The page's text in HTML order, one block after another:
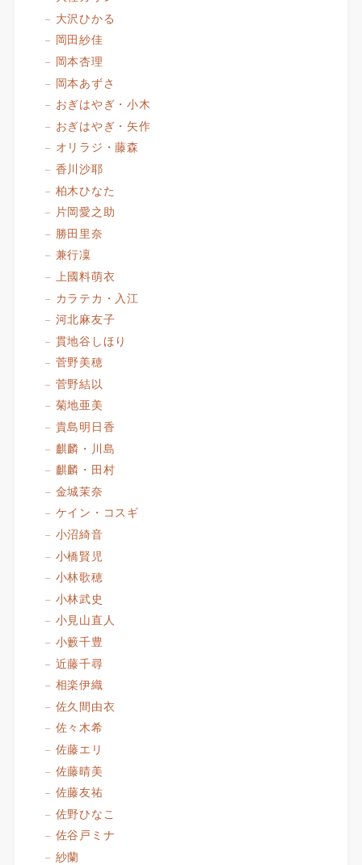
大沢ひかる
岡田紗佳
岡本杏理
岡本あずさ
おぎはやぎ・小木
おぎはやぎ・矢作
オリラジ・藤森
香川沙耶
柏木ひなた
片岡愛之助
勝田里奈
兼行凜
上國料萌衣
カラテカ・入江
河北麻友子
貫地谷しほり
菅野美穂
菅野結以
菊地亜美
貴島明日香
麒麟・川島
麒麟・田村
金城茉奈
ケイン・コスギ
小沼綺音
小橋賢児
小林歌穂
小林武史
小見山直人
小籔千豊
近藤千尋
相楽伊織
佐久間由衣
佐々木希
佐藤エリ
佐藤晴美
佐藤友祐
佐野ひなこ
佐谷戸ミナ
紗蘭